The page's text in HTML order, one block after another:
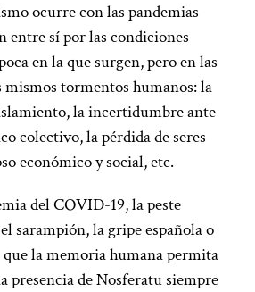
ocurre con las pandemias
entre sí por las condiciones
en la que surgen, pero en las
mismos tormentos humanos: la
la incertidumbre ante
colectivo, la pérdida de seres
económico y social, etc.
del COVID-19, la peste
sarampión, la gripe española o
la memoria humana permita
presencia de Nosferatu siempre